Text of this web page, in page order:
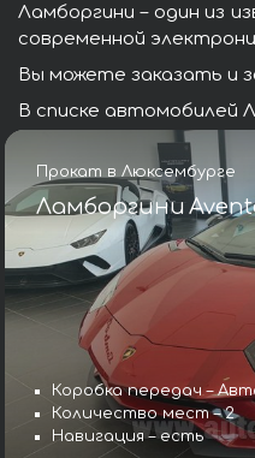
Ламборгини – один из
современной
Вы можете заказать и
В списке автомобилей
Прокат в Люксембурге
Ламборгини
Коробка передач –
Количество мест – 2
Навигация – есть